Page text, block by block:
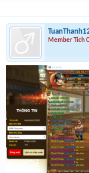
Member Tích